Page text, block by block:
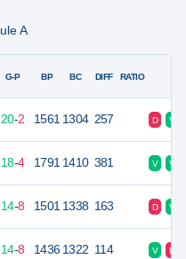
A
G-P BP BC DIFF RATIO
20-2 1561 1304 257 D V
18-4 1791 1410 381 V V
14-8 1501 1338 163 D V
14-8 1436 1322 114 V D